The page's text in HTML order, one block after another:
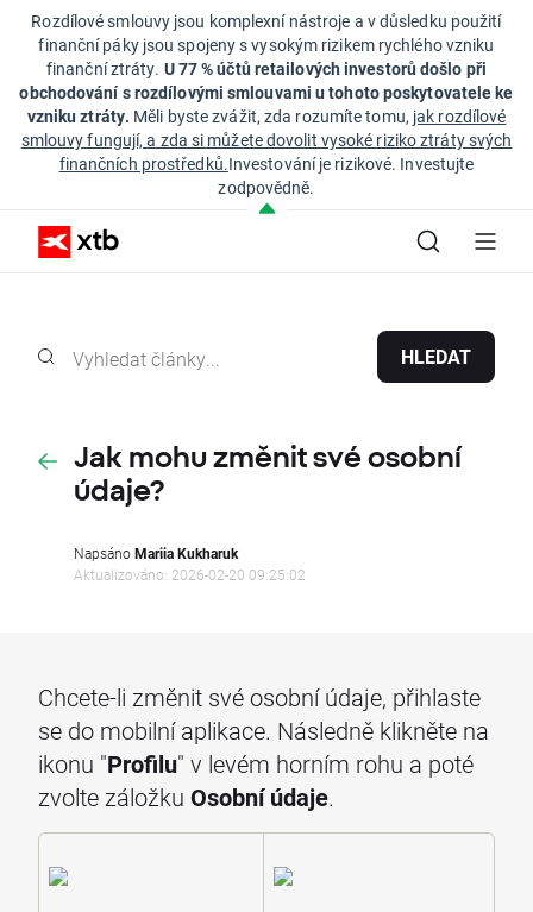
Rozdílové smlouvy jsou komplexní nástroje a v důsledku použití
finanční páky jsou spojeny s vysokým rizikem rychlého vzniku
finanční ztráty. U 77 % účtů retailových investorů došlo při
obchodování s rozdílovými smlouvami u tohoto poskytovatele ke
vzniku ztráty. Měli byste zvážit, zda rozumíte tomu, jak rozdílové
smlouvy fungují, a zda si můžete dovolit vysoké riziko ztráty svých
finančních prostředků.Investování je rizikové. Investujte
zodpovědně.
HLEDAT
Jak mohu změnit své osobní
údaje?
NapsánoMariia Kukharuk
Aktualizováno: 2026-02-20 09:25:02
Chcete-li změnit své osobní údaje, přihlaste
se do mobilní aplikace. Následně klikněte na
ikonu "Profilu" v levém horním rohu a poté
zvolte záložku Osobní údaje.